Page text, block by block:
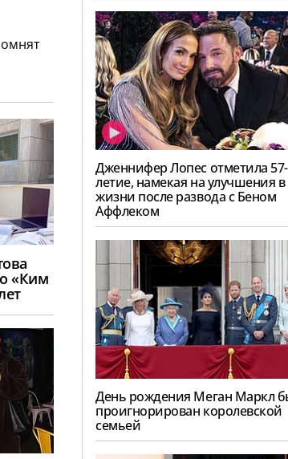
«Ким
Дженнифер Лопес отметила 57-
летие, намекая на улучшения в
жизни после развода с Беном
Аффлеком
День рождения Меган Маркл
проигнорирован королевской
семьей